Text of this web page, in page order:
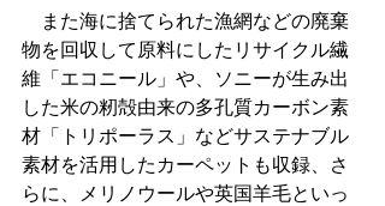
また海に捨てられた漁網などの廃棄
物を回収して原料にしたリサイクル繊
維「エコニール」や、ソニーが生み出
した米の籾殻由来の多孔質カーボン素
材「トリポーラス」などサステナブル
素材を活用したカーペットも収録、さ
らに、メリノウールや英国羊毛といっ